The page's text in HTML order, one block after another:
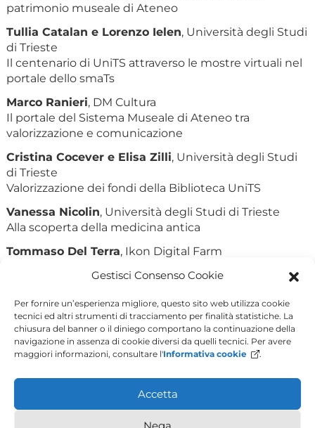
Gestisci Consenso Cookie
Per fornire un’esperienza migliore, questo sito web utilizza cookie
tecnici ed altri strumenti di tracciamento per finalità statistiche. La
chiusura del banner o il diniego comportano la continuazione della
navigazione in assenza di cookie diversi da quelli tecnici. Per avere
maggiori informazioni, consultare l'Informativa cookie .
Accetta
Nega
patrimonio museale di Ateneo
Tullia Catalan e Lorenzo Ielen, Università degli Studi
di Trieste
Il centenario di UniTS attraverso le mostre virtuali nel
portale dello smaTs
Marco Ranieri, DM Cultura
Il portale del Sistema Museale di Ateneo tra
valorizzazione e comunicazione
Cristina Cocever e Elisa Zilli, Università degli Studi
di Trieste
Valorizzazione dei fondi della Biblioteca UniTS
Vanessa Nicolin, Università degli Studi di Trieste
Alla scoperta della medicina antica
Tommaso Del Terra, Ikon Digital Farm
Bruno Callegher, Università degli Studi di Trieste
La registrazione dell’evento sarà disponibile sul
canale YouTube di Ateneo
Piazzale Europa, 1 - 34127 - Trieste, Italia - Tel +39 040 558 7111 - P.IVA